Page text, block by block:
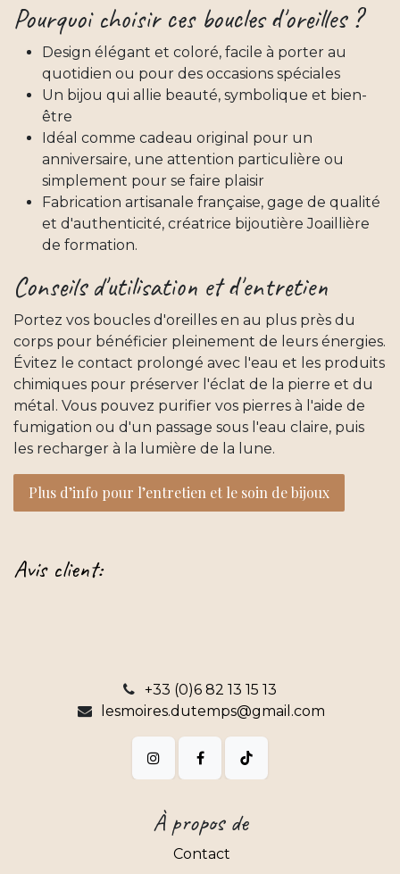
Pourquoi choisir ces boucles d'oreilles ?
Design élégant et coloré, facile à porter au
quotidien ou pour des occasions spéciales
Un bijou qui allie beauté, symbolique et bien-
être
Idéal comme cadeau original pour un
anniversaire, une attention particulière ou
simplement pour se faire plaisir
Fabrication artisanale française, gage de qualité
et d'authenticité, créatrice bijoutière Joaillière
de formation.
Conseils d'utilisation et d'entretien
Portez vos boucles d'oreilles en au plus près du
corps pour bénéficier pleinement de leurs énergies.
Évitez le contact prolongé avec l'eau et les produits
chimiques pour préserver l'éclat de la pierre et du
métal. Vous pouvez purifier vos pierres à l'aide de
fumigation ou d'un passage sous l'eau claire, puis
les recharger à la lumière de la lune.
Plus d’info pour l’entretien et le soin d​​e bijoux
Avis client:
+33 (0)6 82 13 15 13
lesmoires.dutemps@gmail.com
À propos de
Contact